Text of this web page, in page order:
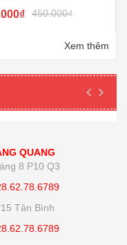
450.000₫
Xem thêm
QUANG
8 P10 Q3
Tân Bình